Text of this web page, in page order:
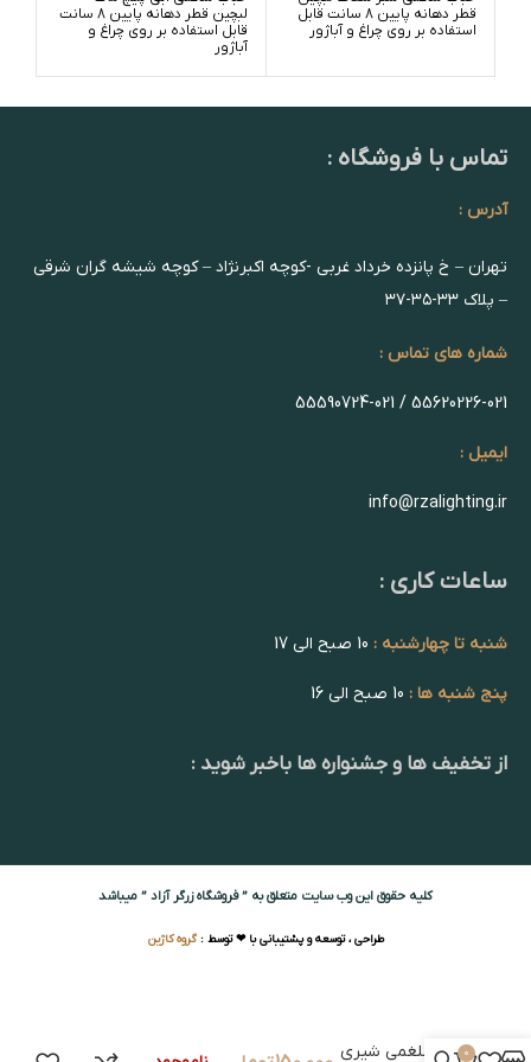
قطر دهانه پایین 8 سانت قابل
استفاده بر روی چراغ و آباژور
لبچین قطر دهانه پایین 8 سانت
قابل استفاده بر روی چراغ و
آباژور
تماس با فروشگاه :
آدرس :
تهران – خ پانزده خرداد غربی -کوچه اکبرنژاد – کوچه شیشه گران شرقی
– پلاک ۳۳-۳۵-۳۷
شماره های تماس :
55620226-021 / 55590724-021
ایمیل :
info@rzalighting.ir
ساعات کاری :
شنبه تا چهارشنبه :
پنج شنبه ها :
از تخفیف ها و جشنواره ها باخبر شوید :
کلیه حقوق این وب سایت متعلق به ” فروشگاه زرگر آزاد ” میباشد
طراحی ، توسعه و پشتیبانی با ❤ توسط :گروه کاژین
شلغمی شیری 0